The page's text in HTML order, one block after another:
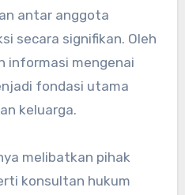
antar anggota
secara signifikan. Oleh
informasi mengenai
fondasi utama
keluarga.
melibatkan pihak
konsultan hukum